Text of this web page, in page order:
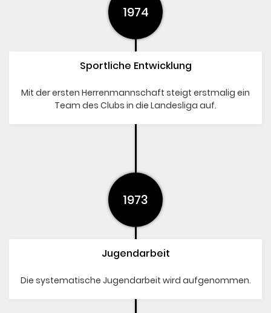
1974
Sportliche Entwicklung
Mit der ersten Herrenmannschaft steigt erstmalig ein
Team des Clubs in die Landesliga auf.
1973
Jugendarbeit
Die systematische Jugendarbeit wird aufgenommen.